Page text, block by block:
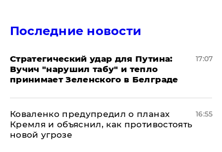
Последние новости
Стратегический удар для Путина:
Вучич "нарушил табу" и тепло
принимает Зеленского в Белграде
17:07
Коваленко предупредил о планах
Кремля и объяснил, как противостоять
новой угрозе
16:55